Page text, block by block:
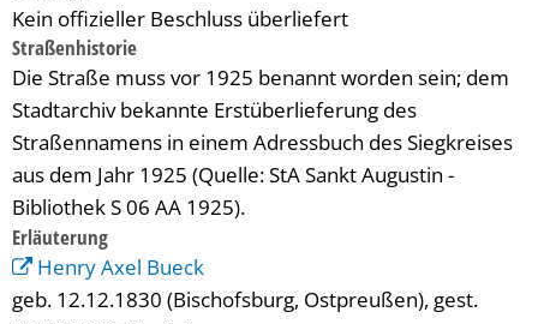
Kein offizieller Beschluss überliefert
Straßenhistorie
Die Straße muss vor 1925 benannt worden sein; dem
Stadtarchiv bekannte Erstüberlieferung des
Straßennamens in einem Adressbuch des Siegkreises
aus dem Jahr 1925 (Quelle: StA Sankt Augustin -
Bibliothek S 06 AA 1925).
Erläuterung
Henry Axel Bueck
geb. 12.12.1830 (Bischofsburg, Ostpreußen), gest.